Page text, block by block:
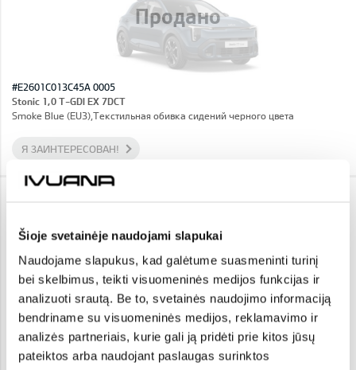
Šioje svetainėje naudojami slapukai
Naudojame slapukus, kad galėtume suasmeninti turinį
bei skelbimus, teikti visuomeninės medijos funkcijas ir
analizuoti srautą. Be to, svetainės naudojimo informaciją
bendriname su visuomeninės medijos, reklamavimo ir
analizės partneriais, kurie gali ją pridėti prie kitos jūsų
pateiktos arba naudojant paslaugas surinktos
Продано
#E2601C013C45A 0005
Stonic 1,0 T-GDI EX 7DCT
Smoke Blue (EU3),Текстильная обивка сидений черного цвета
Я ЗАИНТЕРЕСОВАН!
26 490 € Скидка: 3 150 €